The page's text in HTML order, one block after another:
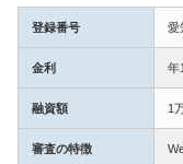
登録番号 愛
金利 年
融資額 1
審査の特徴